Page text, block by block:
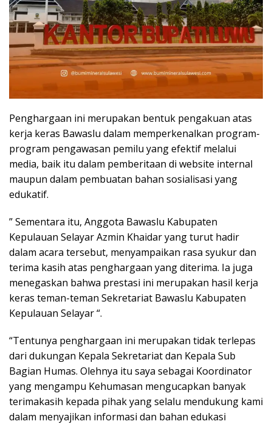
Penghargaan ini merupakan bentuk pengakuan atas
kerja keras Bawaslu dalam memperkenalkan program-
program pengawasan pemilu yang efektif melalui
media, baik itu dalam pemberitaan di website internal
maupun dalam pembuatan bahan sosialisasi yang
edukatif.
” Sementara itu, Anggota Bawaslu Kabupaten
Kepulauan Selayar Azmin Khaidar yang turut hadir
dalam acara tersebut, menyampaikan rasa syukur dan
terima kasih atas penghargaan yang diterima. Ia juga
menegaskan bahwa prestasi ini merupakan hasil kerja
keras teman-teman Sekretariat Bawaslu Kabupaten
Kepulauan Selayar “.
“Tentunya penghargaan ini merupakan tidak terlepas
dari dukungan Kepala Sekretariat dan Kepala Sub
Bagian Humas. Olehnya itu saya sebagai Koordinator
yang mengampu Kehumasan mengucapkan banyak
terimakasih kepada pihak yang selalu mendukung kami
dalam menyajikan informasi dan bahan edukasi